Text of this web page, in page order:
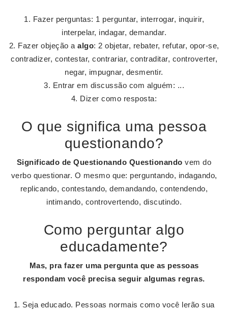
Fazer perguntas: 1 perguntar, interrogar, inquirir,
interpelar, indagar, demandar.
Fazer objeção a algo: 2 objetar, rebater, refutar, opor-se,
contradizer, contestar, contrariar, contraditar, controverter,
negar, impugnar, desmentir.
Entrar em discussão com alguém: ...
Dizer como resposta:
O que significa uma pessoa
questionando?
Significado de Questionando Questionando vem do
verbo questionar. O mesmo que: perguntando, indagando,
replicando, contestando, demandando, contendendo,
intimando, controvertendo, discutindo.
Como perguntar algo
educadamente?
Mas, pra fazer uma perguntaque as pessoas
respondam você precisa seguir algumas regras.
Seja educado. Pessoas normais como você lerão sua